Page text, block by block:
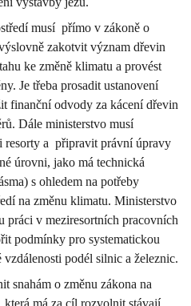
musí přímo v zákoně o
zakotvit význam dřevin
ke změně klimatu a provést
Je třeba prosadit ustanovení
finanční odvody za kácení dřevin
Dále ministerstvo musí
resorty a připravit právní úpravy
úrovni, jako má technická
s ohledem na potřeby
na změnu klimatu. Ministerstvo
práci v meziresortních pracovních
podmínky pro systematickou
podél silnic a železnic.
snahám o změnu zákona na